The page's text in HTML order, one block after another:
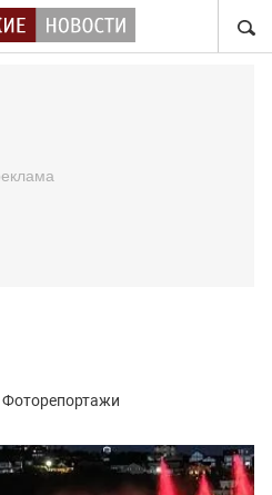
Фоторепортажи